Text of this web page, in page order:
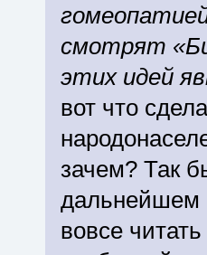
смотрят
этих идей
вот что
зачем? Так
дальнейшем
вовсе